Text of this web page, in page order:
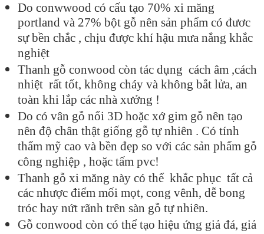
Do conwwood có cấu tạo 70% xi măng
portland và 27% bột gỗ nên sản phẩm có đươc
sự bền chắc , chịu được khí hậu mưa nắng khắc
nghiệt
Thanh gỗ conwood còn tác dụng cách âm ,cách
nhiệt rất tốt, không cháy và không bắt lửa, an
toàn khi lắp các nhà xưởng !
Do có vân gỗ nổi 3D hoặc xớ gim gỗ nên tạo
nên độ chân thật giống gỗ tự nhiên . Có tính
thẩm mỹ cao và bền đẹp so với các sản phẩm gỗ
công nghiệp , hoặc tấm pvc!
Thanh gỗ xi măng này có thể khắc phục tất cả
các nhược điểm mối mọt, cong vênh, dễ bong
tróc hay nứt rãnh trên sàn gỗ tự nhiên.
Gỗ conwood còn có thể tạo hiệu ứng giả đá, giả